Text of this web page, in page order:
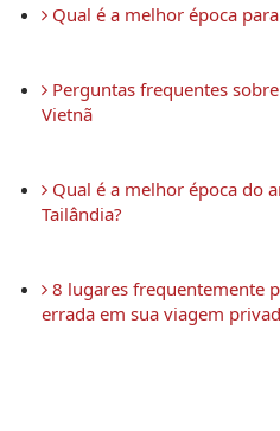
Qual é a melhor época
Perguntas frequentes
Vietnã
Qual é a melhor época do
Tailândia?
8 lugares frequentemente
errada em sua viagem